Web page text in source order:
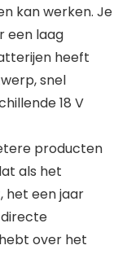
kan werken. Je
een laag
heeft
snel
18 V
producten
als het
het een jaar
over het